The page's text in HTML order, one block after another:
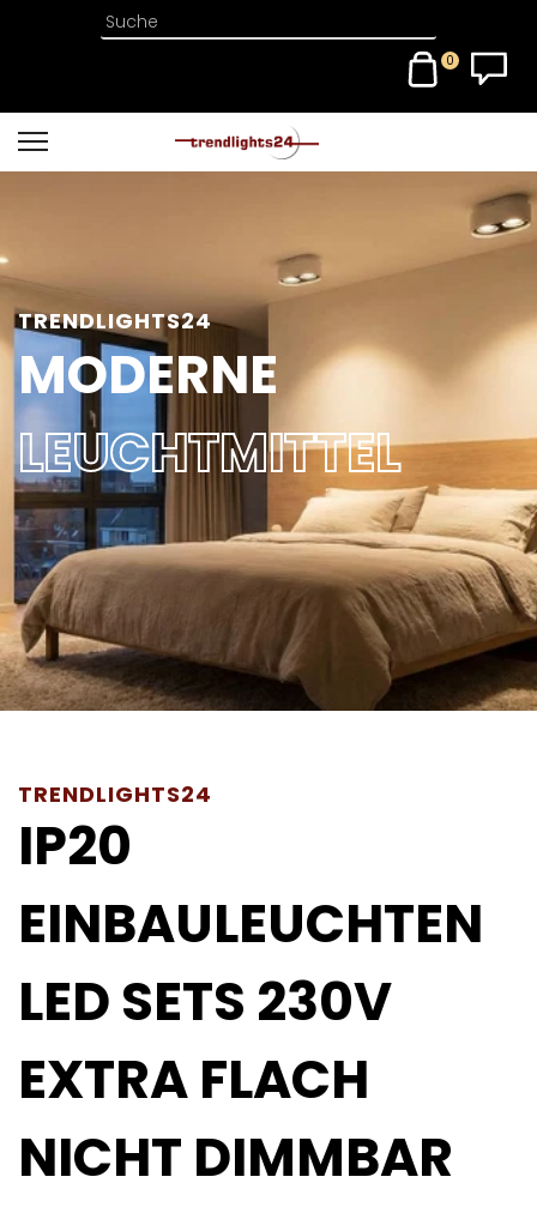
0
TRENDLIGHTS24
MODERNE
LEUCHTMITTEL
TRENDLIGHTS24
IP20
EINBAULEUCHTEN
LED SETS 230V
EXTRA FLACH
NICHT DIMMBAR